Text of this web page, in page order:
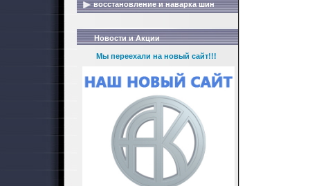
восстановление и наварка шин
Новости и Акции
Мы переехали на новый сайт!!!